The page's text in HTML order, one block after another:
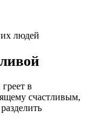
людей
в
счастливым,